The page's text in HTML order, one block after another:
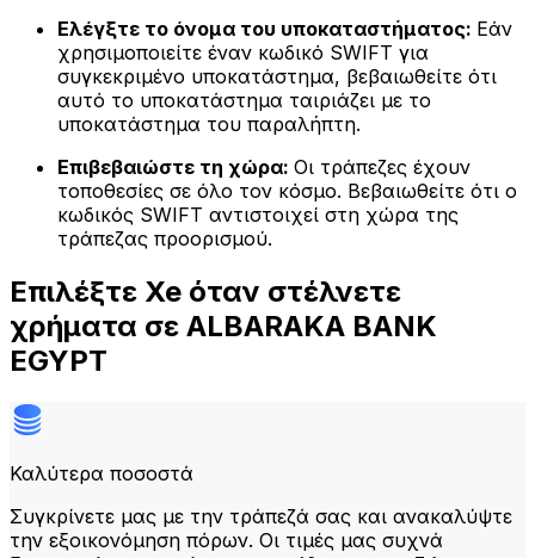
Ελέγξτε το όνομα του υποκαταστήματος: Εάν
χρησιμοποιείτε έναν κωδικό SWIFT για
συγκεκριμένο υποκατάστημα, βεβαιωθείτε ότι
αυτό το υποκατάστημα ταιριάζει με το
υποκατάστημα του παραλήπτη.
Επιβεβαιώστε τη χώρα: Οι τράπεζες έχουν
τοποθεσίες σε όλο τον κόσμο. Βεβαιωθείτε ότι ο
κωδικός SWIFT αντιστοιχεί στη χώρα της
τράπεζας προορισμού.
Επιλέξτε Xe όταν στέλνετε
χρήματα σε ALBARAKA BANK
EGYPT
Καλύτερα ποσοστά
Συγκρίνετε μας με την τράπεζά σας και ανακαλύψτε
την εξοικονόμηση πόρων. Οι τιμές μας συχνά